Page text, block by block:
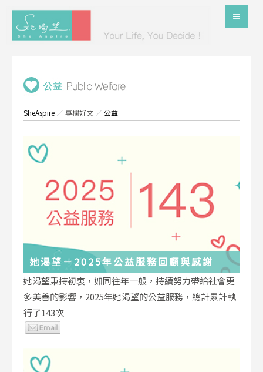
SheAspire ／專欄好文 ／公益
她渴望－2025年公益服務回顧與感謝
她渴望秉持初衷，如同往年一般，持續努力帶給社會更
多美善的影響，2025年她渴望的公益服務，總計累計執
行了143次